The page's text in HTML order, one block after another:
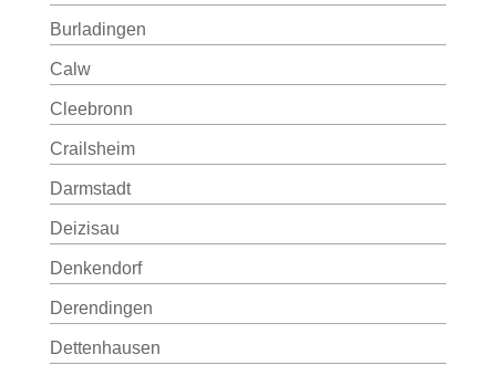
Burladingen
Calw
Cleebronn
Crailsheim
Darmstadt
Deizisau
Denkendorf
Derendingen
Dettenhausen